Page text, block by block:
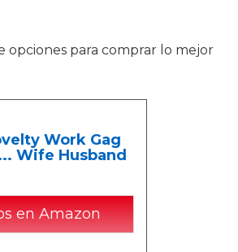
opciones para comprar lo mejor
Work Gag
Wife Husband
en Amazon